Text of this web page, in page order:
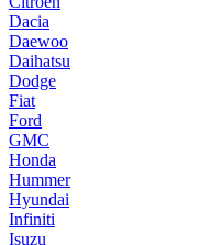
Dacia
Daewoo
Daihatsu
Dodge
Fiat
Ford
GMC
Honda
Hummer
Hyundai
Infiniti
Isuzu